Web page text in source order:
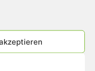
verschiedener
.